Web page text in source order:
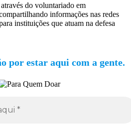
do voluntariado em
informações nas redes
instituições que atuam na defesa
por estar aqui com a gente.